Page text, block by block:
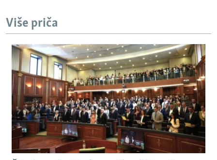
Više priča